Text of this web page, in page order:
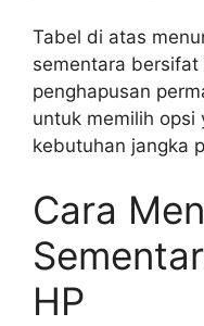
Tabel di atas
sementara
penghapusan
untuk memilih opsi
kebutuhan jangka
Cara
HP